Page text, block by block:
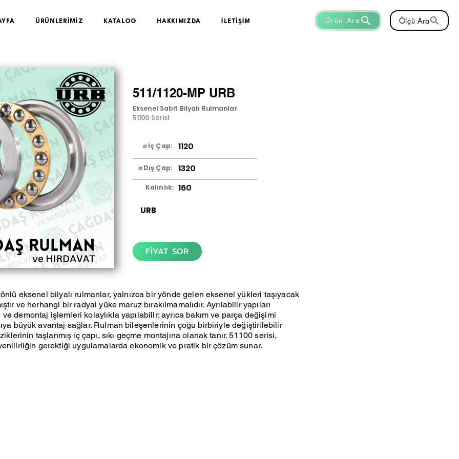
Ölçü Ara
Ürün Ara
ÜRÜNLERİMİZ KATALOG HAKKIMIZDA İLETİŞİM
511/1120-MP URB
Eksenel Sabit Bilyalı Rulmanlar
51100 Serisi
⌀ İç Çap: 1120
⌀ Dış Çap: 1320
Kalınlık: 160
URB
FİYAT SOR
eksenel bilyalı rulmanlar, yalnızca bir yönde gelen eksenel yükleri taşıyacak
ve herhangi bir radyal yüke maruz bırakılmamalıdır. Ayrılabilir yapıları
demontaj işlemleri kolaylıkla yapılabilir; ayrıca bakım ve parça değişimi
büyük avantaj sağlar. Rulman bileşenlerinin çoğu birbiriyle değiştirilebilir
taşlanmış iç çapı, sıkı geçme montajına olanak tanır. 51100 serisi,
gerektiği uygulamalarda ekonomik ve pratik bir çözüm sunar.